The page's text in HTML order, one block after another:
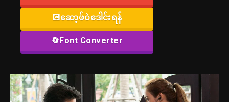
💽ဆော့ဖ်ဝဲဒေါင်းရန်
🔄Font Converter